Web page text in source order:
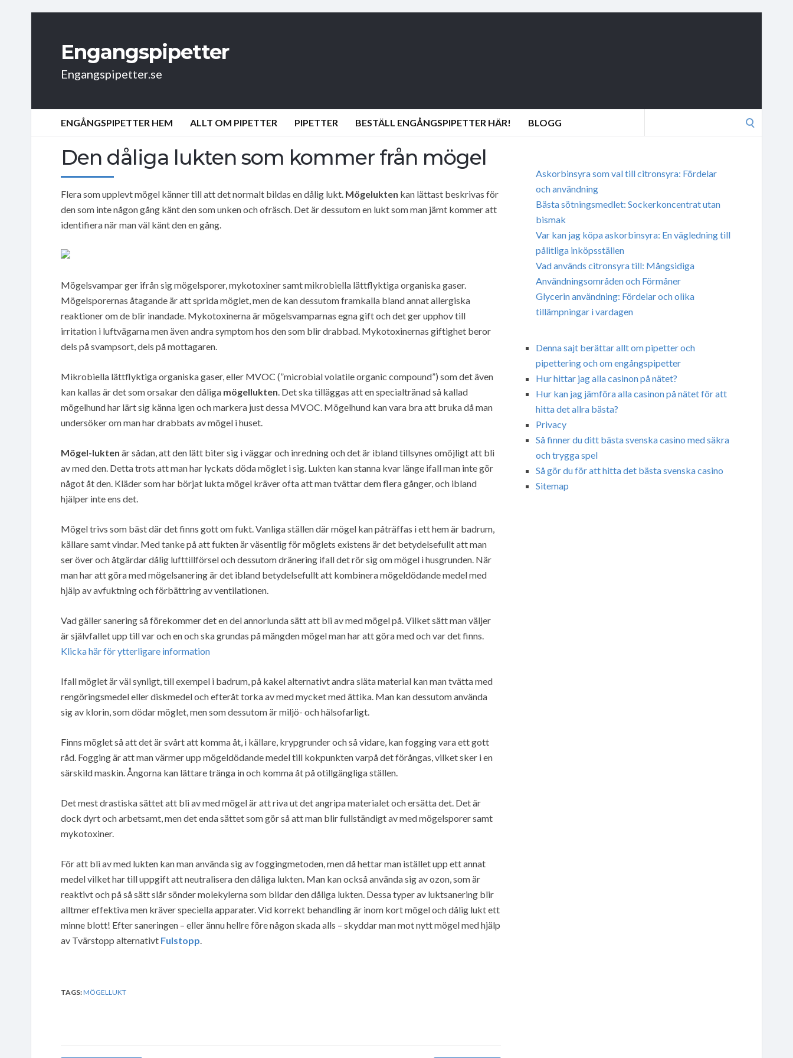
Engangspipetter
Engangspipetter.se
ENGÅNGSPIPETTER HEM ALLT OM PIPETTER PIPETTER BESTÄLL ENGÅNGSPIPETTER HÄR! BLOGG
Den dåliga lukten som kommer från mögel
Flera som upplevt mögel känner till att det normalt bildas en dålig lukt. Mögelukten kan lättast beskrivas för
den som inte någon gång känt den som unken och ofräsch. Det är dessutom en lukt som man jämt kommer att
identifiera när man väl känt den en gång.
Mögelsvampar ger ifrån sig mögelsporer, mykotoxiner samt mikrobiella lättflyktiga organiska gaser.
Mögelsporernas åtagande är att sprida möglet, men de kan dessutom framkalla bland annat allergiska
reaktioner om de blir inandade. Mykotoxinerna är mögelsvamparnas egna gift och det ger upphov till
irritation i luftvägarna men även andra symptom hos den som blir drabbad. Mykotoxinernas giftighet beror
dels på svampsort, dels på mottagaren.
Mikrobiella lättflyktiga organiska gaser, eller MVOC (”microbial volatile organic compound”) som det även
kan kallas är det som orsakar den dåliga mögellukten. Det ska tilläggas att en specialtränad så kallad
mögelhund har lärt sig känna igen och markera just dessa MVOC. Mögelhund kan vara bra att bruka då man
undersöker om man har drabbats av mögel i huset.
Mögel-lukten är sådan, att den lätt biter sig i väggar och inredning och det är ibland tillsynes omöjligt att bli
av med den. Detta trots att man har lyckats döda möglet i sig. Lukten kan stanna kvar länge ifall man inte gör
något åt den. Kläder som har börjat lukta mögel kräver ofta att man tvättar dem flera gånger, och ibland
hjälper inte ens det.
Mögel trivs som bäst där det finns gott om fukt. Vanliga ställen där mögel kan påträffas i ett hem är badrum,
källare samt vindar. Med tanke på att fukten är väsentlig för möglets existens är det betydelsefullt att man
ser över och åtgärdar dålig lufttillförsel och dessutom dränering ifall det rör sig om mögel i husgrunden. När
man har att göra med mögelsanering är det ibland betydelsefullt att kombinera mögeldödande medel med
hjälp av avfuktning och förbättring av ventilationen.
Vad gäller sanering så förekommer det en del annorlunda sätt att bli av med mögel på. Vilket sätt man väljer
är självfallet upp till var och en och ska grundas på mängden mögel man har att göra med och var det finns.
Klicka här för ytterligare information
Ifall möglet är väl synligt, till exempel i badrum, på kakel alternativt andra släta material kan man tvätta med
rengöringsmedel eller diskmedel och efteråt torka av med mycket med ättika. Man kan dessutom använda
sig av klorin, som dödar möglet, men som dessutom är miljö- och hälsofarligt.
Finns möglet så att det är svårt att komma åt, i källare, krypgrunder och så vidare, kan fogging vara ett gott
råd. Fogging är att man värmer upp mögeldödande medel till kokpunkten varpå det förångas, vilket sker i en
särskild maskin. Ångorna kan lättare tränga in och komma åt på otillgängliga ställen.
Det mest drastiska sättet att bli av med mögel är att riva ut det angripa materialet och ersätta det. Det är
dock dyrt och arbetsamt, men det enda sättet som gör så att man blir fullständigt av med mögelsporer samt
mykotoxiner.
För att bli av med lukten kan man använda sig av foggingmetoden, men då hettar man istället upp ett annat
medel vilket har till uppgift att neutralisera den dåliga lukten. Man kan också använda sig av ozon, som är
reaktivt och på så sätt slår sönder molekylerna som bildar den dåliga lukten. Dessa typer av luktsanering blir
alltmer effektiva men kräver speciella apparater. Vid korrekt behandling är inom kort mögel och dålig lukt ett
minne blott! Efter saneringen – eller ännu hellre före någon skada alls – skyddar man mot nytt mögel med hjälp
av Tvärstopp alternativt Fulstopp.
TAGS:MÖGELLUKT
Askorbinsyra som val till citronsyra: Fördelar
och användning
Bästa sötningsmedlet: Sockerkoncentrat utan
bismak
Var kan jag köpa askorbinsyra: En vägledning till
pålitliga inköpsställen
Vad används citronsyra till: Mångsidiga
Användningsområden och Förmåner
Glycerin användning: Fördelar och olika
tillämpningar i vardagen
Denna sajt berättar allt om pipetter och
pipettering och om engångspipetter
Hur hittar jag alla casinon på nätet?
Hur kan jag jämföra alla casinon på nätet för att
hitta det allra bästa?
Privacy
Så finner du ditt bästa svenska casino med säkra
och trygga spel
Så gör du för att hitta det bästa svenska casino
Sitemap